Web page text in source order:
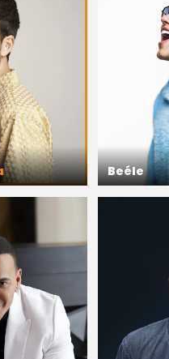
Beéle